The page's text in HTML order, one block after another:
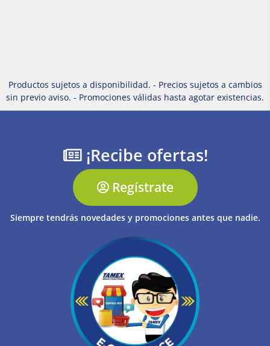
Productos sujetos a disponibilidad. - Precios sujetos a cambios
sin previo aviso. - Promociones válidas hasta agotar existencias.
¡Recibe ofertas!
Regístrate
Siempre tendrás novedades y promociones antes que nadie.